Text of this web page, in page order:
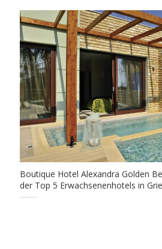
Boutique Hotel Alexandra Golden
der Top 5 Erwachsenenhotels in